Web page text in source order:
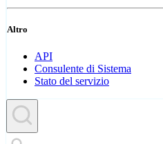
Altro
API
Consulente di Sistema
Stato del servizio